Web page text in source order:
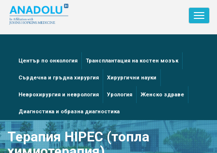
Център по онкология Трансплантация на костен мозък
Сърдечна и гръдна хирургия Хирургични науки
Неврохирургия и неврология Урология Женско здраве
Диагностика и образна диагностика
Терапия HIPEC (топла